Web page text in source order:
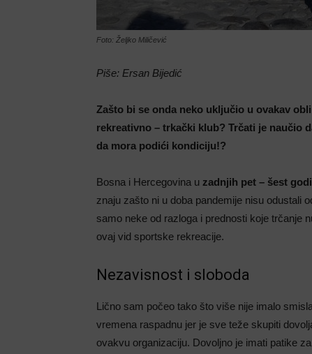
Foto: Željko Miličević
Piše: Ersan Bijedić
Zašto bi se onda neko uključio u ovakav
rekreativno – trkački klub? Trčati je naučio
da mora podići kondiciju!?
Bosna i Hercegovina u zadnjih pet – šest
znaju zašto ni u doba pandemije nisu odustali
samo neke od razloga i prednosti koje trčanje
ovaj vid sportske rekreacije.
Nezavisnost i sloboda
Lično sam počeo tako što više nije imalo
vremena raspadnu jer je sve teže skupiti
ovakvu organizaciju. Dovoljno je imati patike